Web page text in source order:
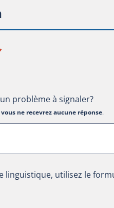
problème à signaler?
ne recevrez aucune réponse.
linguistique, utilisez le